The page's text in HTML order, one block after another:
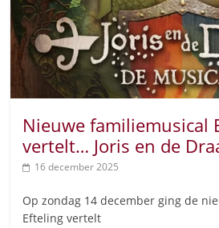
Nieuwe familiemusical
vertelt… Joris en de
16 december 2025
Op zondag 14 december ging de
Efteling vertelt